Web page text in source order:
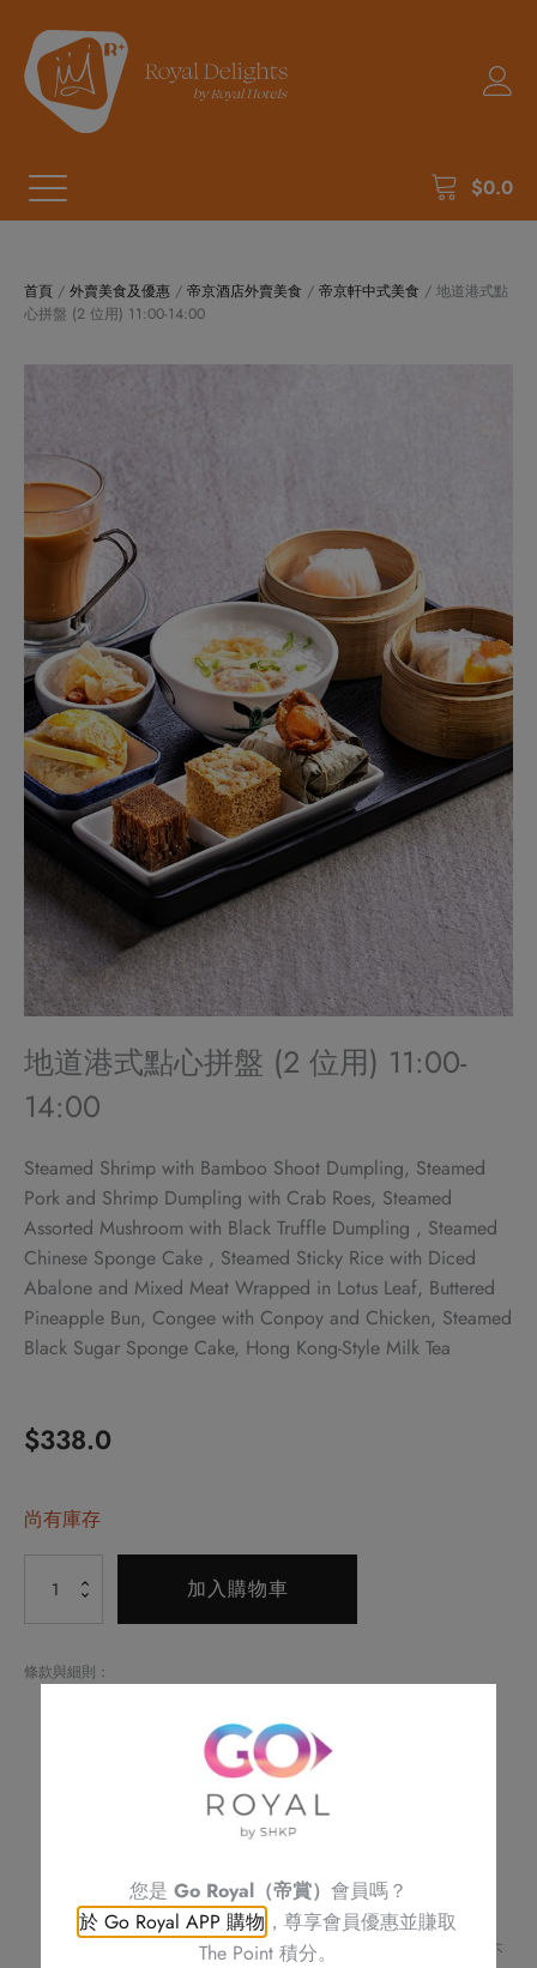
$0.0
首頁 / 外賣美食及優惠 / 帝京酒店外賣美食 / 帝京軒中式美食 / 地道港式點
心拼盤 (2 位用) 11:00-14:00
地道港式點心拼盤 (2 位用) 11:00-
14:00
Steamed Shrimp with Bamboo Shoot Dumpling, Steamed
Pork and Shrimp Dumpling with Crab Roes, Steamed
Assorted Mushroom with Black Truffle Dumpling , Steamed
Chinese Sponge Cake , Steamed Sticky Rice with Diced
Abalone and Mixed Meat Wrapped in Lotus Leaf, Buttered
Pineapple Bun, Congee with Conpoy and Chicken, Steamed
Black Sugar Sponge Cake, Hong Kong-Style Milk Tea
$338.0
尚有庫存
式
加入購物車
條款與細則：
自取外賣時段：每日正午十二時至晚上九時
如閣下對任何食物產生敏感，請致電
不可與其他優惠同時使用
訂單詳情及取貨時間將會透過電話或電郵確認
訂單一經確認，不可更改、取消或退款
不可補發、更換或購買其他產品
圖片只供參考
帝京酒店保留修改優惠條款及細則、更改或終止此優惠之權利，恕不
您是 Go Royal（帝賞） 會員嗎？
於 Go Royal APP 購物 ，尊享會員優惠並賺取
The Point 積分。